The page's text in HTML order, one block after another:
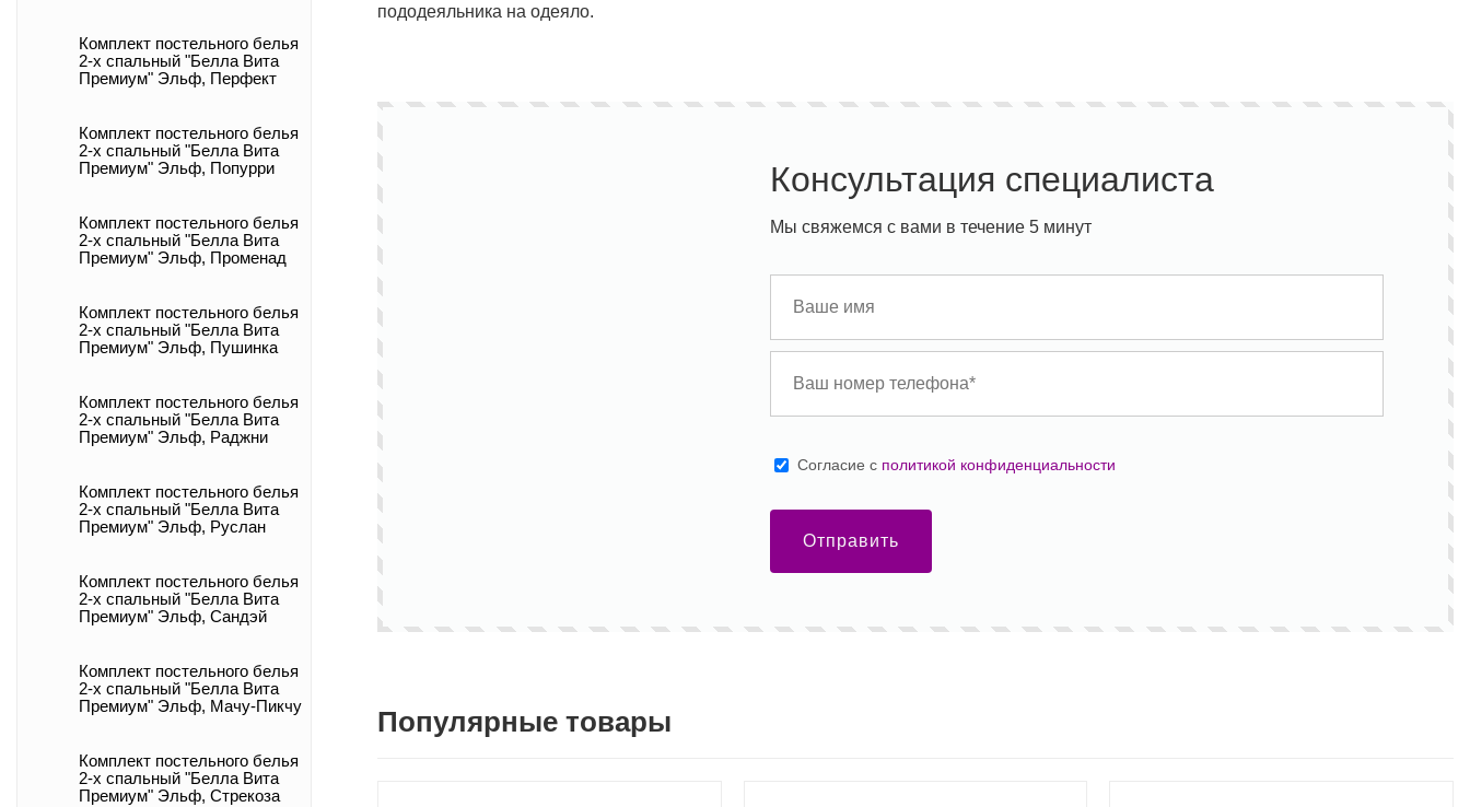
Комплект постельного белья
2-х спальный "Белла Вита
Премиум" Эльф, Перфект
Комплект постельного белья
2-х спальный "Белла Вита
Премиум" Эльф, Попурри
Комплект постельного белья
2-х спальный "Белла Вита
Премиум" Эльф, Променад
Комплект постельного белья
2-х спальный "Белла Вита
Премиум" Эльф, Пушинка
Комплект постельного белья
2-х спальный "Белла Вита
Премиум" Эльф, Раджни
Комплект постельного белья
2-х спальный "Белла Вита
Премиум" Эльф, Руслан
Комплект постельного белья
2-х спальный "Белла Вита
Премиум" Эльф, Сандэй
Комплект постельного белья
2-х спальный "Белла Вита
Премиум" Эльф, Мачу-Пикчу
Комплект постельного белья
2-х спальный "Белла Вита
Премиум" Эльф, Стрекоза
пододеяльника на одеяло.
Консультация специалиста
Мы свяжемся с вами в течение 5 минут
Cогласие с политикой конфиденциальности
Отправить
Популярные товары